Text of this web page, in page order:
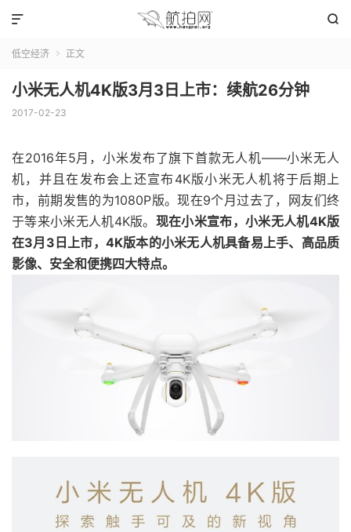


低空经济  正文
小米无人机4K版3月3日上市：续航26分钟
2017-02-23
在2016年5月，小米发布了旗下首款无人机——小米无人
机，并且在发布会上还宣布4K版小米无人机将于后期上
市，前期发售的为1080P版。现在9个月过去了，网友们终
于等来小米无人机4K版。 现在小米宣布，小米无人机4K版
在3月3日上市，4K版本的小米无人机具备易上手、高品质
影像、安全和便携四大特点。